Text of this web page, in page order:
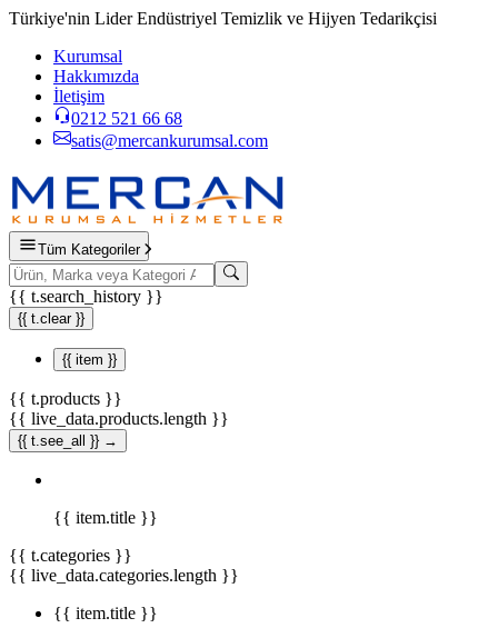
Türkiye'nin Lider Endüstriyel Temizlik ve Hijyen Tedarikçisi
Kurumsal
Hakkımızda
İletişim
0212 521 66 68
satis@mercankurumsal.com
Tüm Kategoriler
{{ t.search_history }}
{{ t.clear }}
{{ item }}
{{ t.products }}
{{ live_data.products.length }}
{{ t.see_all }} →
{{ item.title }}
{{ t.categories }}
{{ live_data.categories.length }}
{{ item.title }}